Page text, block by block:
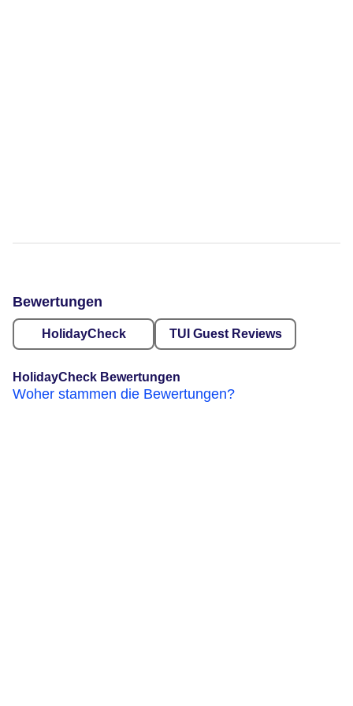
Bewertungen
HolidayCheck TUI Guest Reviews
HolidayCheck Bewertungen
Woher stammen die Bewertungen?